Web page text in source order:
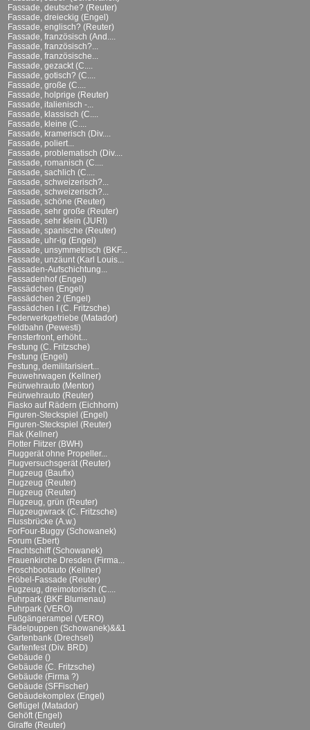
Fassade, deutsche? (Reuter)
Fassade, dreieckig (Engel)
Fassade, englisch? (Reuter)
Fassade, französisch (And....
Fassade, französisch?...
Fassade, französische...
Fassade, gezackt (C....
Fassade, gotisch? (C....
Fassade, große (C....
Fassade, holprige (Reuter)
Fassade, italienisch -...
Fassade, klassisch (C....
Fassade, kleine (C....
Fassade, kramerisch (Div....
Fassade, poliert...
Fassade, problematisch (Div....
Fassade, romanisch (C....
Fassade, sachlich (C....
Fassade, schweizerisch?...
Fassade, schweizerisch?...
Fassade, schöne (Reuter)
Fassade, sehr große (Reuter)
Fassade, sehr klein (JURI)
Fassade, spanische (Reuter)
Fassade, uhr-ig (Engel)
Fassade, unsymmetrisch (BKF...
Fassade, unzäunt (Karl Louis...
Fassaden-Aufschichtung...
Fassadenhof (Engel)
Fassädchen (Engel)
Fassädchen 2 (Engel)
Fassädchen I (C. Fritzsche)
Federwerkgetriebe (Matador)
Feldbahn (Pewesti)
Fensterfront, erhöht...
Festung (C. Fritzsche)
Festung (Engel)
Festung, demilitarisiert...
Feuwehrwagen (Kellner)
Feürwehrauto (Mentor)
Feürwehrauto (Reuter)
Fiasko auf Rädern (Eichhorn)
Figuren-Steckspiel (Engel)
Figuren-Steckspiel (Reuter)
Flak (Kellner)
Flotter Flitzer (BWH)
Fluggerät ohne Propeller...
Flugversuchsgerät (Reuter)
Flugzeug (Baufix)
Flugzeug (Reuter)
Flugzeug (Reuter)
Flugzeug, grün (Reuter)
Flugzeugwrack (C. Fritzsche)
Flussbrücke (A.w.)
ForFour-Buggy (Schowanek)
Forum (Ebert)
Frachtschiff (Schowanek)
Frauenkirche Dresden (Firma...
Froschbootauto (Kellner)
Fröbel-Fassade (Reuter)
Fugzeug, dreimotorisch (C....
Fuhrpark (BKF Blumenau)
Fuhrpark (VERO)
Fußgängerampel (VERO)
Fädelpuppen (Schowanek)&&1
Gartenbank (Drechsel)
Gartenfest (Div. BRD)
Gebäude ()
Gebäude (C. Fritzsche)
Gebäude (Firma ?)
Gebäude (SFFischer)
Gebäudekomplex (Engel)
Geflügel (Matador)
Gehöft (Engel)
Giraffe (Reuter)